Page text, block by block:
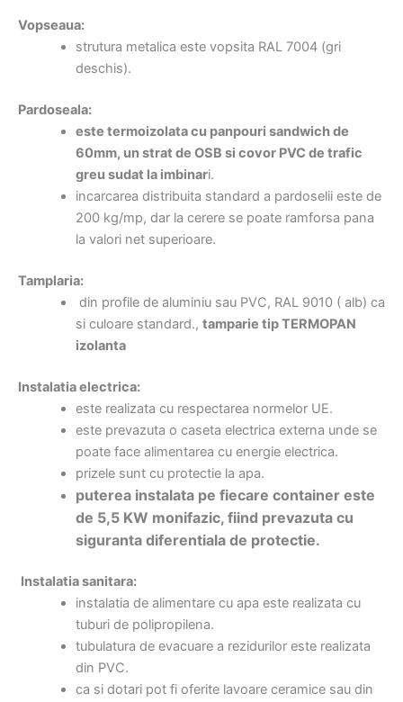
Vopseaua:
strutura metalica este vopsita RAL 7004 (gri
deschis).
Pardoseala:
este termoizolata cu panpouri sandwich de
60mm, un strat de OSB si covor PVC de trafic
greu sudat la imbinari.
incarcarea distribuita standard a pardoselii este de
200 kg/mp, dar la cerere se poate ramforsa pana
la valori net superioare.
Tamplaria:
din profile de aluminiu sau PVC, RAL 9010 ( alb) ca
si culoare standard., tamparie tip TERMOPAN
izolanta
Instalatia electrica:
este realizata cu respectarea normelor UE.
este prevazuta o caseta electrica externa unde se
poate face alimentarea cu energie electrica.
prizele sunt cu protectie la apa.
puterea instalata pe fiecare container este
de 5,5 KW monifazic, fiind prevazuta cu
siguranta diferentiala de protectie.
Instalatia sanitara:
instalatia de alimentare cu apa este realizata cu
tuburi de polipropilena.
tubulatura de evacuare a rezidurilor este realizata
din PVC.
ca si dotari pot fi oferite lavoare ceramice sau din